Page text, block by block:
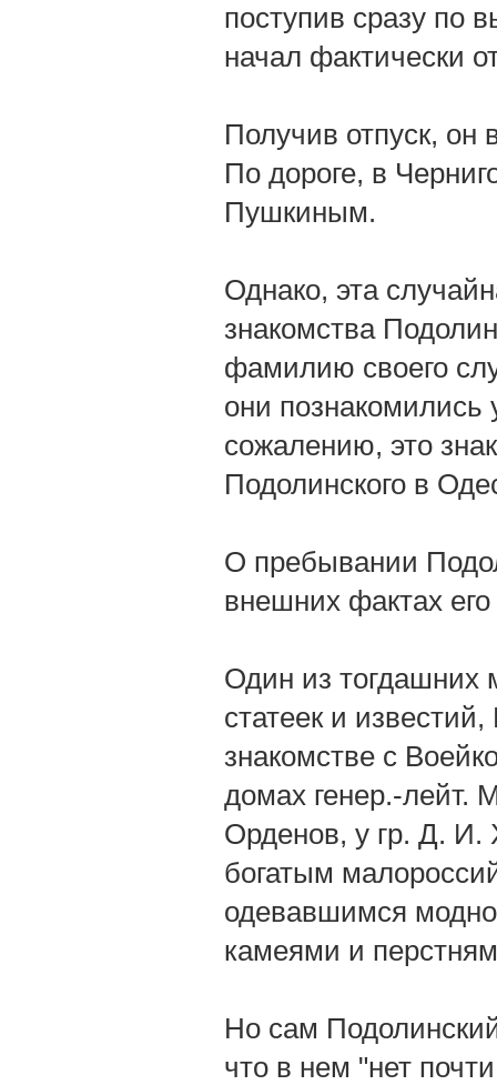
поступив сразу по
начал фактически
Получив отпуск, он
По дороге, в
Пушкиным.
Однако, эта
знакомства
фамилию своего
они познакомились
сожалению, это
Подолинского в
О пребывании
внешних фактах
Один из тогдашних
статеек и
знакомстве с
домах генер.-лейт.
Орденов, у гр. Д. И.
богатым
одевавшимся
камеями и
Но сам
что в нем "нет